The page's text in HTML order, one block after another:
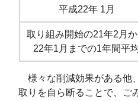
平成22年 1月
取り組み開始の21年2月か
22年1月までの1年間平
様々な削減効果がある他
取りを自ら断ることで、ご